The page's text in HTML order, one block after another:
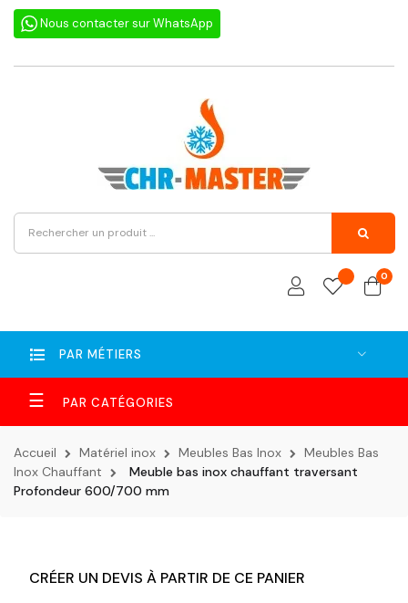
Nous contacter sur WhatsApp
0
PAR MÉTIERS
Basculer
la
navigation
☰
Accueil Matériel inox Meubles Bas Inox
Meubles Bas
Inox Chauffant
Meuble bas inox chauffant traversant
Profondeur 600/700 mm
CRÉER UN DEVIS À PARTIR DE CE PANIER